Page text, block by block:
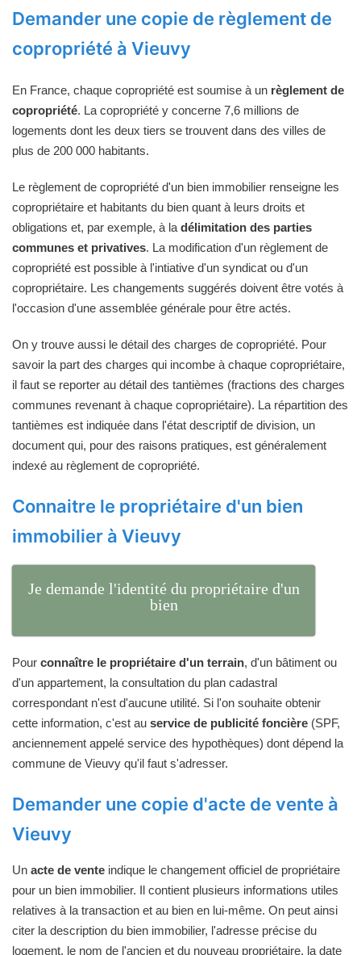
Demander une copie de règlement de
copropriété à Vieuvy
En France, chaque copropriété est soumise à un règlement de
copropriété. La copropriété y concerne 7,6 millions de
logements dont les deux tiers se trouvent dans des villes de
plus de 200 000 habitants.
Le règlement de copropriété d'un bien immobilier renseigne les
copropriétaire et habitants du bien quant à leurs droits et
obligations et, par exemple, à la délimitation des parties
communes et privatives. La modification d'un règlement de
copropriété est possible à l'intiative d'un syndicat ou d'un
copropriétaire. Les changements suggérés doivent être votés à
l'occasion d'une assemblée générale pour être actés.
On y trouve aussi le détail des charges de copropriété. Pour
savoir la part des charges qui incombe à chaque copropriétaire,
il faut se reporter au détail des tantièmes (fractions des charges
communes revenant à chaque copropriétaire). La répartition des
tantièmes est indiquée dans l'état descriptif de division, un
document qui, pour des raisons pratiques, est généralement
indexé au règlement de copropriété.
Connaitre le propriétaire d'un bien
immobilier à Vieuvy
Je demande l'identité du propriétaire d'un
bien
Pour connaître le propriétaire d'un terrain, d'un bâtiment ou
d'un appartement, la consultation du plan cadastral
correspondant n'est d'aucune utilité. Si l'on souhaite obtenir
cette information, c'est au service de publicité foncière (SPF,
anciennement appelé service des hypothèques) dont dépend la
commune de Vieuvy qu'il faut s'adresser.
Demander une copie d'acte de vente à
Vieuvy
Un acte de vente indique le changement officiel de propriétaire
pour un bien immobilier. Il contient plusieurs informations utiles
relatives à la transaction et au bien en lui-même. On peut ainsi
citer la description du bien immobilier, l'adresse précise du
logement, le nom de l'ancien et du nouveau propriétaire, la date